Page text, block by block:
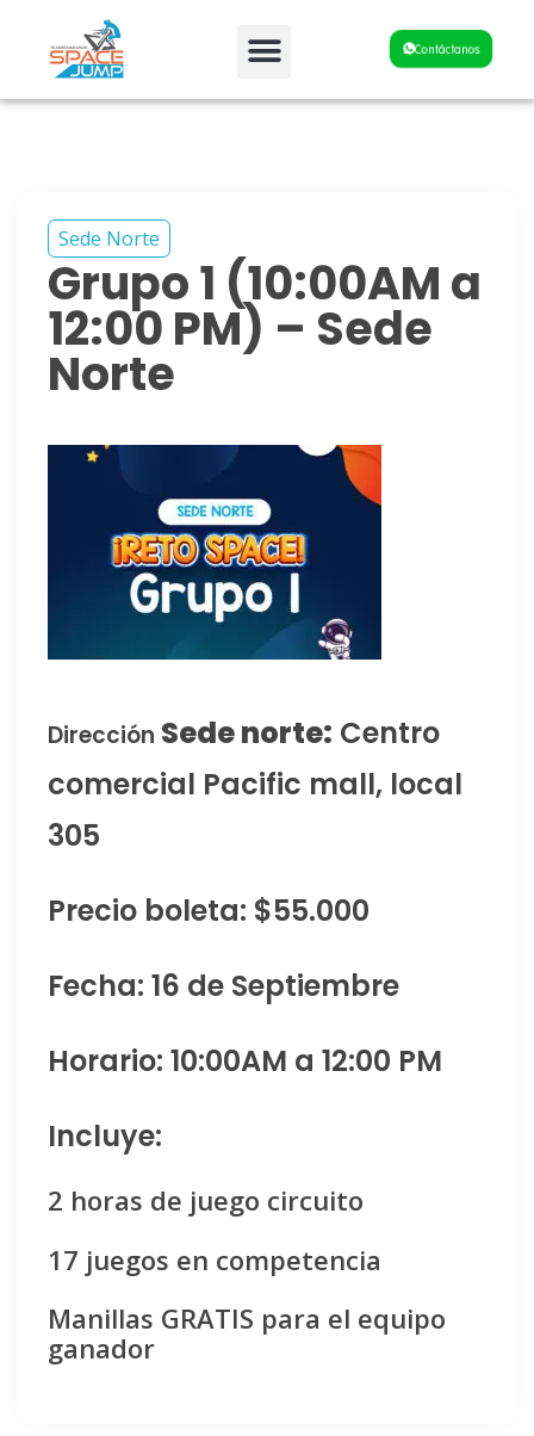
Contáctanos
Sede Norte
Grupo 1 (10:00AM a
12:00 PM) – Sede
Norte
Dirección Sede norte: Centro
comercial Pacific mall, local
305
Precio boleta: $55.000
Fecha: 16 de Septiembre
Horario: 10:00AM a 12:00 PM
Incluye:
2 horas de juego circuito
17 juegos en competencia
Manillas GRATIS para el equipo
ganador